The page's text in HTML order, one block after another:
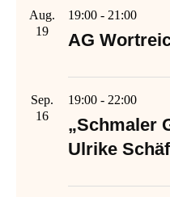
Aug.
19
19:00 - 21:00
AG
Sep.
16
19:00 - 22:00
„Schmaler
Ulrike